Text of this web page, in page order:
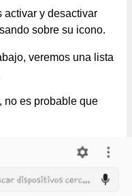
activar y desactivar
sobre su icono.
veremos una lista
, no es probable que